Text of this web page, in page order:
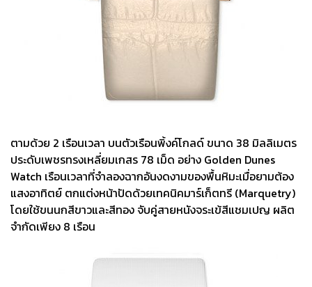
ตามด้วย 2 เรือนเวลา บนตัวเรือนพิ้งค์โกลด์ ขนาด 38 มิลลิเมตร
ประดับเพชรทรงเหลี่ยมเกสร 78 เม็ด อย่าง Golden Dunes
Watch เรือนเวลาที่จำลองฉากอันงดงามของพื้นหิมะเมื่อยามต้อง
แสงอาทิตย์ ตกแต่งหน้าปัดด้วยเทคนิคมาร์เก็ตทรี (Marquetry)
โดยใช้ขนนกสีขาวและสีทอง จับคู่สายหนังจระเข้สีแชมเปญ ผลิต
จำกัดเพียง 8 เรือน